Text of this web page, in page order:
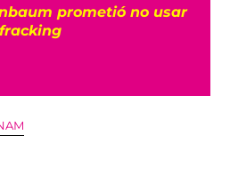
estaciones de las nuevas
Cablebús de CDMX